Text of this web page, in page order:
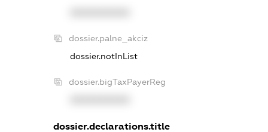
dossier.palne_akciz
dossier.notInList
dossier.bigTaxPayerReg
dossier.declarations.title